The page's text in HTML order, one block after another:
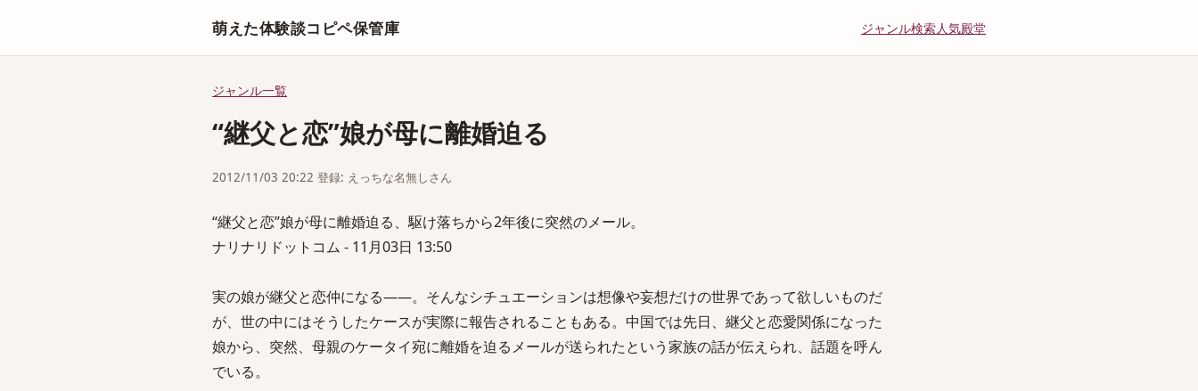
萌えた体験談コピペ保管庫 ジャンル検索人気殿堂
ジャンル一覧
“継父と恋”娘が母に離婚迫る
2012/11/03 20:22 登録: えっちな名無しさん
“継父と恋”娘が母に離婚迫る、駆け落ちから2年後に突然のメール。
ナリナリドットコム - 11月03日 13:50
実の娘が継父と恋仲になる――。そんなシチュエーションは想像や妄想だけの世界であって欲しいものだ
が、世の中にはそうしたケースが実際に報告されることもある。中国では先日、継父と恋愛関係になった
娘から、突然、母親のケータイ宛に離婚を迫るメールが送られたという家族の話が伝えられ、話題を呼ん
でいる。